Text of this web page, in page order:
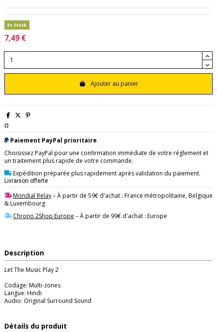
En Stock
7,49 €
Ajouter au panier
¤
Paiement PayPal prioritaire
Choisissez PayPal pour une confirmation immédiate de votre règlement et
un traitement plus rapide de votre commande.
Expédition préparée plus rapidement après validation du paiement.
Livraison offerte
Mondial Relay– À partir de 59€ d'achat : France métropolitaine, Belgique
& Luxembourg
Chrono 2Shop Europe – À partir de 99€ d'achat : Europe
Description
Let The Music Play 2
Codage: Multi-zones
Langue: Hindi
Audio: Original Surround Sound
Détails du produit